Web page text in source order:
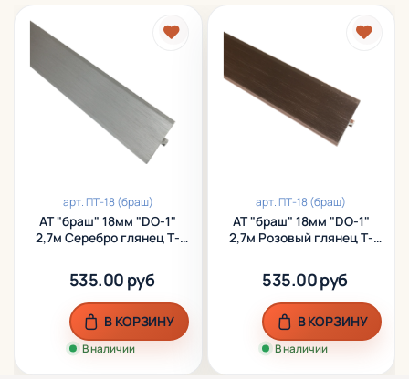
арт.ПТ-18 (браш)
АТ "браш" 18мм "DO-1"
2,7м Серебро глянец Т-
535.00 руб
В наличии
В КОРЗИНУ
арт.ПТ-18 (браш)
АТ "браш" 18мм "DO-1"
2,7м Розовый глянец Т-
535.00 руб
В наличии
В КОРЗИНУ